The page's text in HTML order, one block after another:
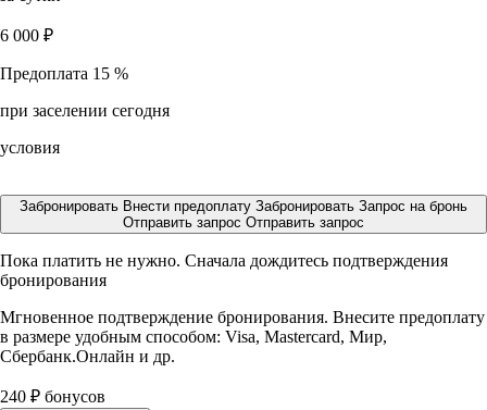
6 000 ₽
Предоплата 15 %
при заселении сегодня
условия
Забронировать Внести предоплату Забронировать Запрос на бронь
Отправить запрос Отправить запрос
Пока платить не нужно. Сначала дождитесь подтверждения
бронирования
Мгновенное подтверждение бронирования. Внесите предоплату
в размере удобным способом: Visa, Mastercard, Мир,
Сбербанк.Онлайн и др.
240 ₽ бонусов